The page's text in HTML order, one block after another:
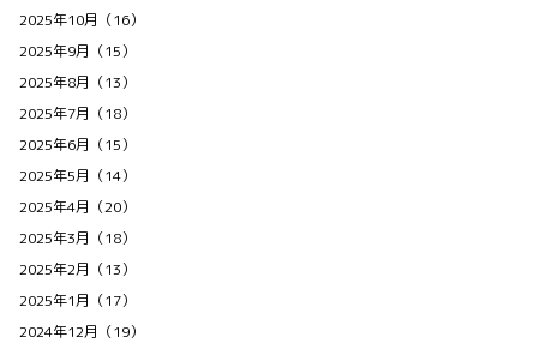
2025年10月（16）
2025年9月（15）
2025年8月（13）
2025年7月（18）
2025年6月（15）
2025年5月（14）
2025年4月（20）
2025年3月（18）
2025年2月（13）
2025年1月（17）
2024年12月（19）